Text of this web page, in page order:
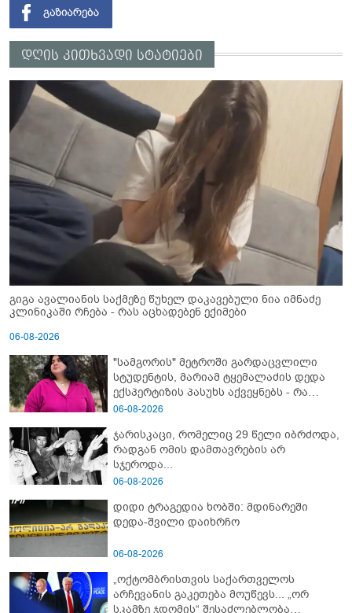
დღის კითხვადი სტატიები
გიგა ავალიანის საქმეზე წუხელ დაკავებული ნია იმნაძე
კლინიკაში რჩება - რას აცხადებენ ექიმები
06-08-2026
"სამგორის" მეტროში გარდაცვლილი
სტუდენტის, მარიამ ტყემალაძის დედა
ექსპერტიზის პასუხს აქვეყნებს - რა
გახდა გოგონას გარდაცვალების მიზეზი?
06-08-2026
ჯარისკაცი, რომელიც 29 წელი იბრძოდა,
რადგან ომის დამთავრების არ
სჯეროდა...
06-08-2026
დიდი ტრაგედია ხობში: მდინარეში
დედა-შვილი დაიხრჩო
06-08-2026
„ოქტომბრისთვის საქართველოს
არჩევანის გაკეთება მოუწევს... „ორ
სკამზე ჯდომის“ შესაძლებლობა